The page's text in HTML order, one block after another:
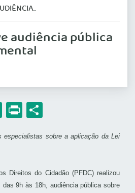
SAÚDE MENTAL
audiência pública
Email
Print
especialistas sobre a aplicação da Lei
Direitos do Cidadão (PFDC) realizou
das 9h às 18h, audiência pública sobre